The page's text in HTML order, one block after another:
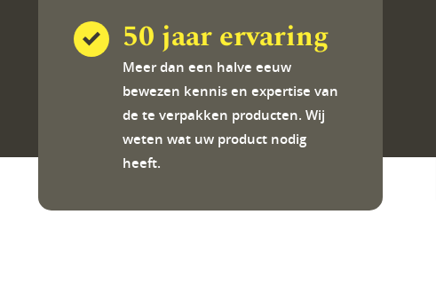
50 jaar ervaring
Meer dan een halve eeuw
bewezen kennis en expertise van
de te verpakken producten. Wij
weten wat uw product nodig
heeft.